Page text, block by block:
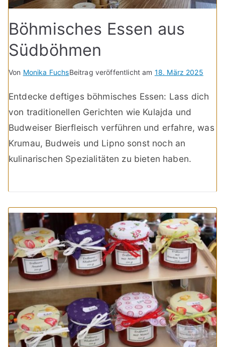
Böhmisches Essen aus
Südböhmen
Von Monika FuchsBeitrag veröffentlicht am 18. März 2025
Entdecke deftiges böhmisches Essen: Lass dich
von traditionellen Gerichten wie Kulajda und
Budweiser Bierfleisch verführen und erfahre, was
Krumau, Budweis und Lipno sonst noch an
kulinarischen Spezialitäten zu bieten haben.